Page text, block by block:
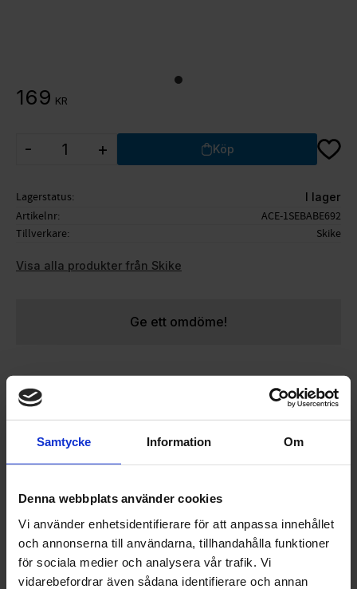
Samtycke Information Om
Denna webbplats använder cookies
Vi använder enhetsidentifierare för att anpassa innehållet
och annonserna till användarna, tillhandahålla funktioner
för sociala medier och analysera vår trafik. Vi
vidarebefordrar även sådana identifierare och annan
169 KR
+
- Köp Lägg
Lagerstatus I lager
Artikelnr
ACE-1SEBABE692
Tillverkare
Skike
Visa alla produkter från Skike
Ge ett omdöme!
Passar i dessa hjul:
Komplett hjul med 9 Ekrar,Road
Komplett hjul med 9 Ekrar
Säljes styckvis
- v7 Fix
- v8 Tour
- v9 Fire/Tour 150